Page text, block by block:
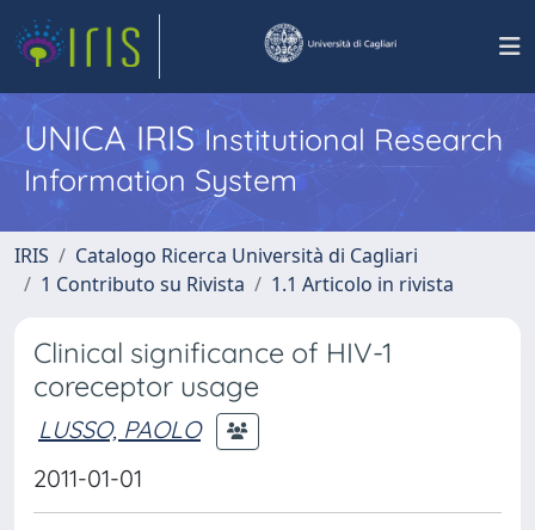
UNICA IRISInstitutional Research
Information System
IRIS
Catalogo Ricerca Università di Cagliari
1 Contributo su Rivista
1.1 Articolo in rivista
Clinical significance of HIV-1
coreceptor usage
LUSSO, PAOLO
2011-01-01